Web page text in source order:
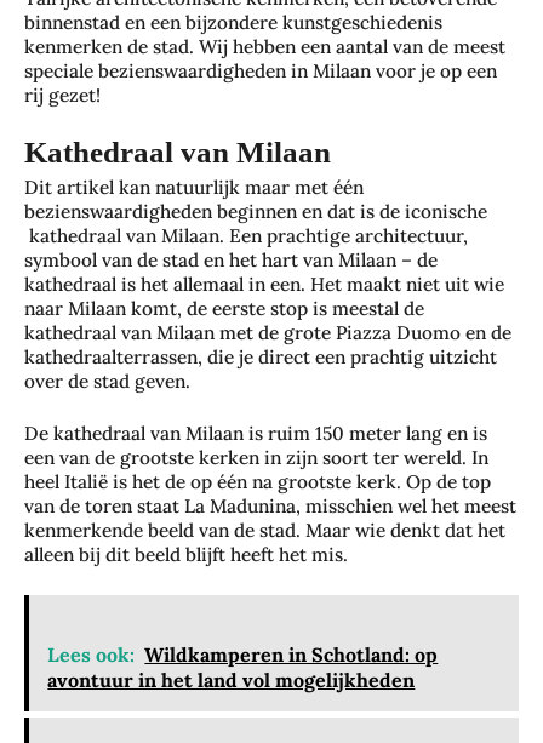
binnenstad en een bijzondere kunstgeschiedenis
kenmerken de stad. Wij hebben een aantal van de meest
speciale bezienswaardigheden in Milaan voor je op een
rij gezet!
Kathedraal van Milaan
Dit artikel kan natuurlijk maar met één
bezienswaardigheden beginnen en dat is de iconische
kathedraal van Milaan. Een prachtige architectuur,
symbool van de stad en het hart van Milaan – de
kathedraal is het allemaal in een. Het maakt niet uit wie
naar Milaan komt, de eerste stop is meestal de
kathedraal van Milaan met de grote Piazza Duomo en de
kathedraalterrassen, die je direct een prachtig uitzicht
over de stad geven.
De kathedraal van Milaan is ruim 150 meter lang en is
een van de grootste kerken in zijn soort ter wereld. In
heel Italië is het de op één na grootste kerk. Op de top
van de toren staat La Madunina, misschien wel het meest
kenmerkende beeld van de stad. Maar wie denkt dat het
alleen bij dit beeld blijft heeft het mis.
Lees ook: Wildkamperen in Schotland: op
avontuur in het land vol mogelijkheden